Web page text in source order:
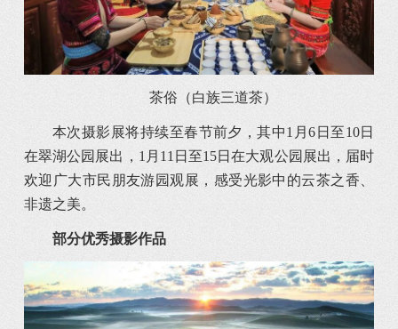
茶俗（白族三道茶）
本次摄影展将持续至春节前夕，其中1月6日至10日
在翠湖公园展出，1月11日至15日在大观公园展出，届时
欢迎广大市民朋友游园观展，感受光影中的云茶之香、
非遗之美。
部分优秀摄影作品